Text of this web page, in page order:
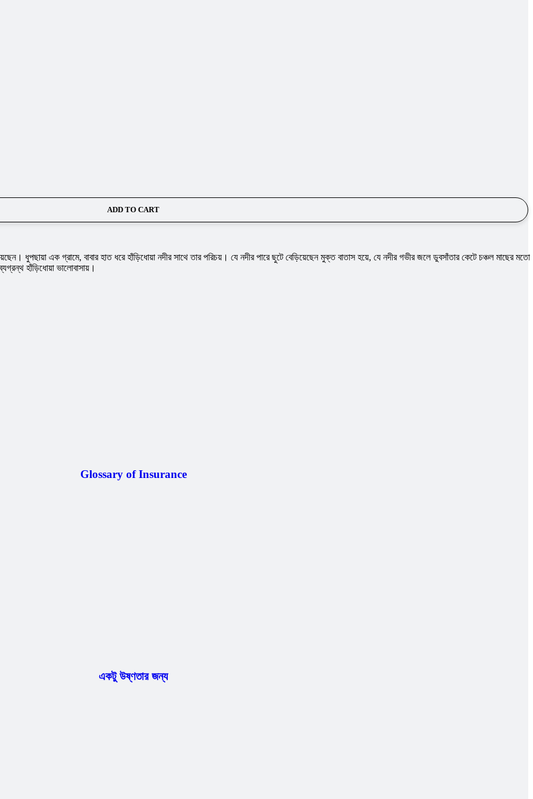
ADD TO CART
ধুপছায়া এক গ্রামে, বাবার হাত ধরে হাঁড়িধােয়া নদীর সাথে তার পরিচয়। যে নদীর পারে ছুটে বেড়িয়েছেন মুক্ত বাতাস হয়ে, যে নদীর গভীর জলে ডুবসাঁতার কেটে চঞ্চল মাছের মতাে
হাঁড়িধােয়া ভালােবাসায়।
Glossary of Insurance
একটু উষ্ণতার জন্য